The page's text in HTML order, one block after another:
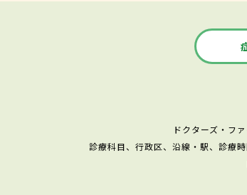
ドクターズ・フ
診療科目、行政区、沿線・駅、診療